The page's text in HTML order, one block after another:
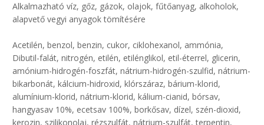
Alkalmazható víz, gőz, gázok, olajok, fűtőanyag, alkoholok,
alapvető vegyi anyagok tömítésére
Acetilén, benzol, benzin, cukor, ciklohexanol, ammónia,
Dibutil-falát, nitrogén, etilén, etilénglikol, etil-éterrel, glicerin,
amónium-hidrogén-foszfát, nátrium-hidrogén-szulfid, nátrium-
bikarbonát, kálcium-hidroxid, klórszáraz, bárium-klorid,
alumínium-klorid, nátrium-klorid, kálium-cianid, bórsav,
hangyasav 10%, ecetsav 100%, borkősav, dízel, szén-dioxid,
kerozin, szilikonolaj, rézszulfát, nátrium-szulfát, terpentin,